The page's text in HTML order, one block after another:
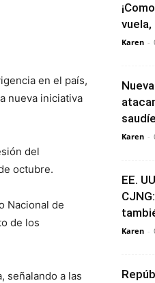
en el país,
nueva iniciativa
del
octubre.
Nacional de
de los
señalando a las
vuela,
Karen -
Karen -
EE.
Karen -